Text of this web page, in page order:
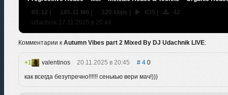
80:12 | 185.11 Мб | 320 kbps | 635 |
42
udachnik 17.11.2025 в 20:44
Комментарии к Autumn Vibes part 2 Mixed By DJ Udachnik LIVE:
1 valentinos 20.11.2025 в 20:45 40
как всегда безупречно!!!!!! сенькью вери мач!)))